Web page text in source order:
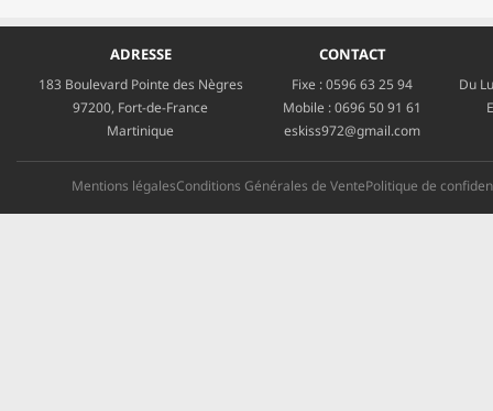
ADRESSE
183 Boulevard Pointe des Nègres
97200, Fort-de-France
Martinique
CONTACT
Fixe :0596 63 25 94
Mobile :0696 50 91 61
eskiss972@gmail.com
Du
Mentions légalesConditions Générales de VentePolitique de